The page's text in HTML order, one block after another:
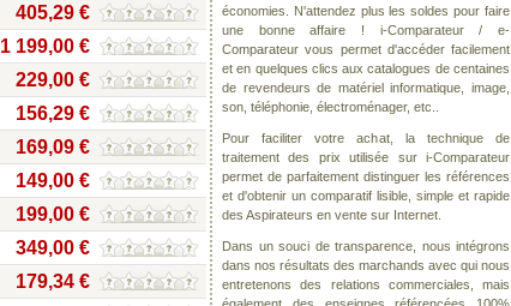
405,29 €
1 199,00 €
229,00 €
156,29 €
169,09 €
149,00 €
199,00 €
349,00 €
179,34 €
économies. N'attendez plus les soldes pour faire
une bonne affaire ! i-Comparateur / e-
Comparateur vous permet d'accéder facilement
et en quelques clics aux catalogues de centaines
de revendeurs de matériel informatique, image,
son, téléphonie, électroménager, etc..
Pour faciliter votre achat, la technique de
traitement des prix utilisée sur i-Comparateur
permet de parfaitement distinguer les références
et d'obtenir un comparatif lisible, simple et rapide
des Aspirateurs en vente sur Internet.
Dans un souci de transparence, nous intégrons
dans nos résultats des marchands avec qui nous
entretenons des relations commerciales, mais